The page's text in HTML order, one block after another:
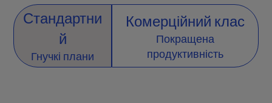
Стандартни
й
Гнучкі плани
Комерційний клас
Покращена
продуктивність